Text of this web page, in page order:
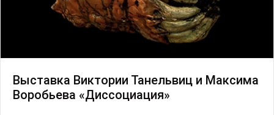
Выставка Виктории Танельвиц и Максима
Воробьева «Диссоциация»